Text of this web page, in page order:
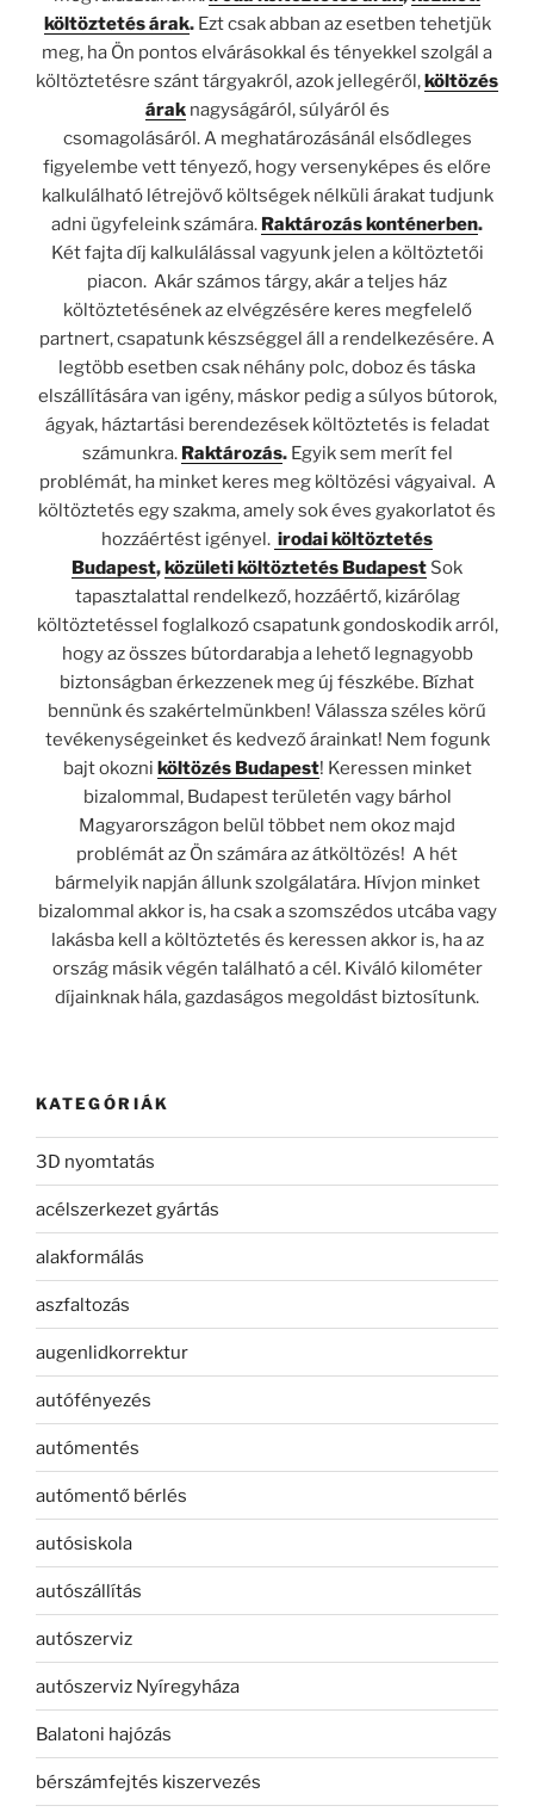
költöztetés árak.Ezt csak abban az esetben tehetjük
meg, ha Ön pontos elvárásokkal és tényekkel szolgál a
költöztetésre szánt tárgyakról, azok jellegéről,költözés
áraknagyságáról, súlyáról és
csomagolásáról. A meghatározásánál elsődleges
figyelembe vett tényező, hogy versenyképes és előre
kalkulálható létrejövő költségek nélküli árakat tudjunk
adni ügyfeleink számára. Raktározás konténerben.
Két fajta díj kalkulálással vagyunk jelen a költöztetői
piacon. Akár számos tárgy, akár a teljes ház
költöztetésének az elvégzésére keres megfelelő
partnert, csapatunk készséggel áll a rendelkezésére.A
legtöbb esetben csak néhány polc, doboz és táska
elszállítására van igény, máskor pedig a súlyos bútorok,
ágyak, háztartási berendezések költöztetés is feladat
számunkra. Raktározás.Egyik sem merít fel
problémát, ha minket keres meg költözési vágyaival. A
költöztetés egy szakma, amely sok éves gyakorlatot és
hozzáértést igényel. irodai költöztetés
Budapest,közületi költöztetés Budapest Sok
tapasztalattal rendelkező, hozzáértő, kizárólag
költöztetéssel foglalkozó csapatunk gondoskodik arról,
hogy az összes bútordarabja a lehető legnagyobb
biztonságban érkezzenek meg új fészkébe. Bízhat
bennünk és szakértelmünkben! Válassza széles körű
tevékenységeinket és kedvező árainkat! Nem fogunk
bajt okozni költözés Budapest! Keressen minket
bizalommal, Budapest területén vagy bárhol
Magyarországon belül többet nem okoz majd
problémát az Ön számára az átköltözés! A hét
bármelyik napján állunk szolgálatára. Hívjon minket
bizalommal akkor is, ha csak a szomszédos utcába vagy
lakásba kell a költöztetés és keressen akkor is, ha az
ország másik végén található a cél. Kiváló kilométer
díjainknak hála, gazdaságos megoldást biztosítunk.
KATEGÓRIÁK
3D nyomtatás
acélszerkezet gyártás
alakformálás
aszfaltozás
augenlidkorrektur
autófényezés
autómentés
autómentő bérlés
autósiskola
autószállítás
autószerviz
autószerviz Nyíregyháza
Balatoni hajózás
bérszámfejtés kiszervezés